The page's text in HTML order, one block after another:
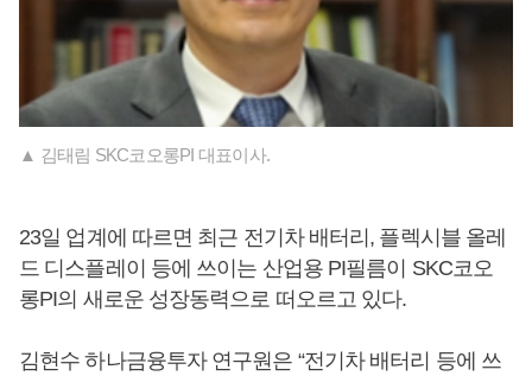
▲ 김태림 SKC코오롱PI 대표이사.
23일 업계에 따르면 최근 전기차 배터리, 플렉시블 올레
드 디스플레이 등에 쓰이는 산업용 PI필름이 SKC코오
롱PI의 새로운 성장동력으로 떠오르고 있다.
김현수 하나금융투자 연구원은 “전기차 배터리 등에 쓰